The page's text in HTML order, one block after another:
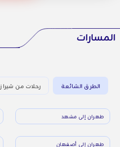
المسارات
الطرق الشائعة رحلات من شيراز
طهران إلى مشهد
طهران إلى أصفهان